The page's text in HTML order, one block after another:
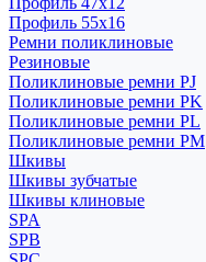
Профиль 55x16
Ремни поликлиновые
Резиновые
Поликлиновые ремни PJ
Поликлиновые ремни PK
Поликлиновые ремни PL
Поликлиновые ремни PM
Шкивы
Шкивы зубчатые
Шкивы клиновые
SPA
SPB